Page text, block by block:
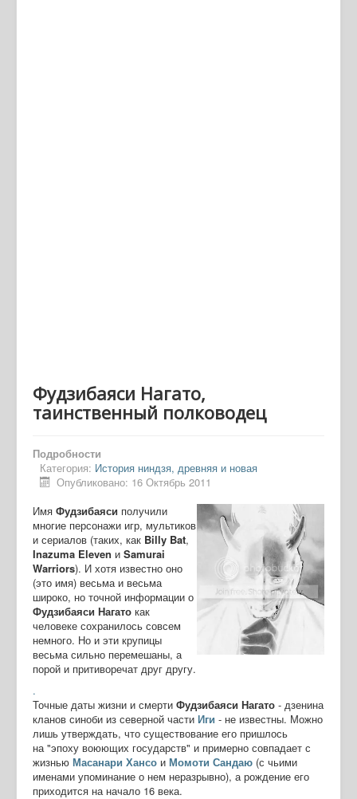
Фудзибаяси Нагато,
таинственный полководец
Подробности
Категория: История ниндзя, древняя и новая
Опубликовано: 16 Октябрь 2011
Имя Фудзибаяси получили
многие персонажи игр, мультиков
и сериалов (таких, как Billy Bat,
Inazuma Eleven и Samurai
Warriors). И хотя известно оно
(это имя) весьма и весьма
широко, но точной информации о
Фудзибаяси Нагато как
человеке сохранилось совсем
немного. Но и эти крупицы
весьма сильно перемешаны, а
порой и притиворечат друг другу.
.
Точные даты жизни и смерти Фудзибаяси Нагато - дзенина
кланов синоби из северной части Иги - не известны. Можно
лишь утверждать, что существование его пришлось
на "эпоху воюющих государств" и примерно совпадает с
жизнью Масанари Хансо и Момоти Сандаю (с чьими
именами упоминание о нем неразрывно), а рождение его
приходится на начало 16 века.